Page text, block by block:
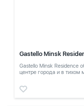
Gastello Minsk
Gastello Minsk Residence
центре города и в тихом